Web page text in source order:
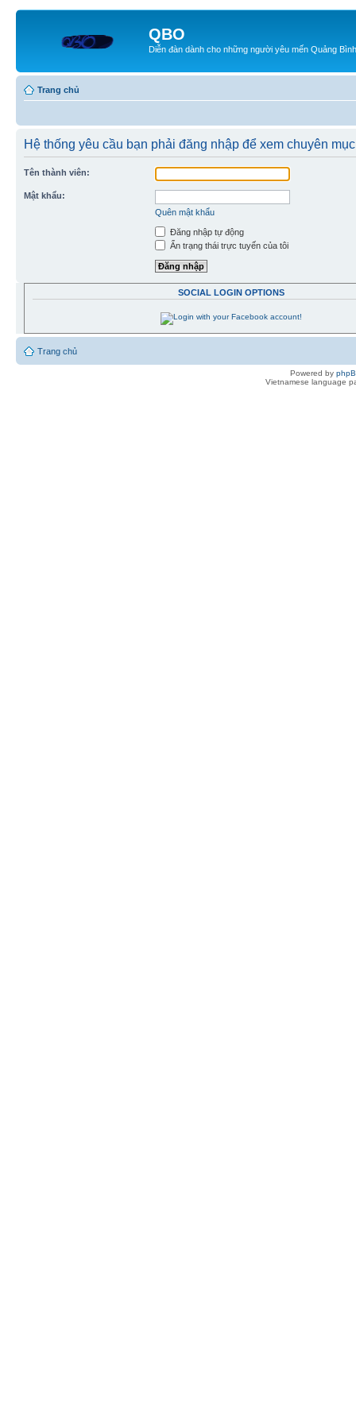
QBO
Diễn đàn dành cho những người yêu mến Quảng Bình
Trang chủ
Hệ thống yêu cầu bạn phải đăng nhập để xem chuyên
Tên thành viên:
Mật khẩu:
Quên mật khẩu
Đăng nhập tự động
Ẩn trạng thái trực tuyến của tôi
SOCIAL LOGIN OPTIONS
Trang chủ
Powered by
Vietnamese language